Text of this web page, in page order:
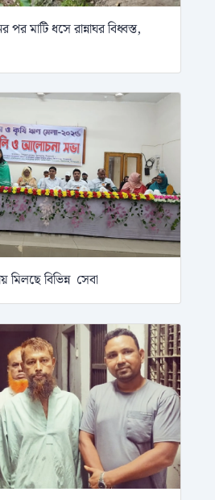
মাটি ধসে রান্নাঘর বিধ্বস্ত,
মিলছে বিভিন্ন সেবা